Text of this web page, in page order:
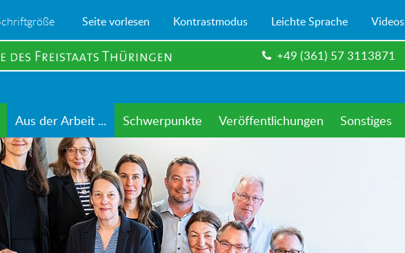
Seite vorlesen Kontrastmodus Leichte Sprache Videos
+49 (361) 57 3113871
Aus der Arbeit ... Schwerpunkte Veröffentlichungen Sonstiges